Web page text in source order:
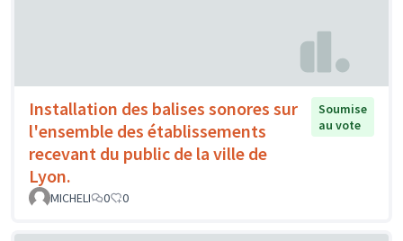
Installation des balises sonores sur
l'ensemble des établissements
recevant du public de la ville de
Lyon.
Soumise
au vote
MICHELI 0 0